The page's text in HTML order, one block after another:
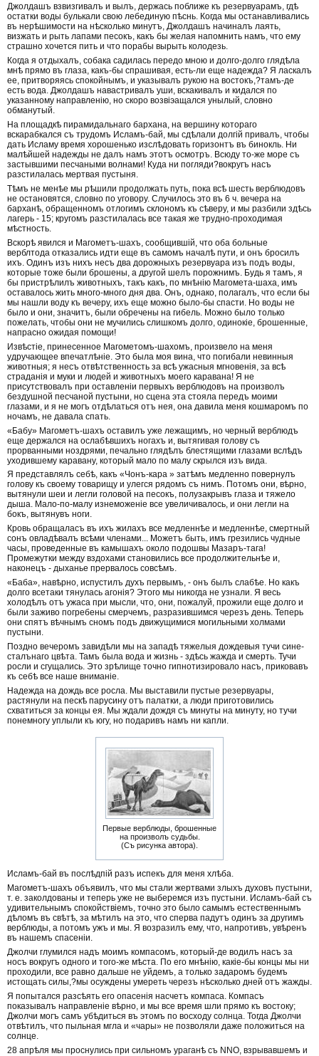
Джолдашъ взвизгивалъ и вылъ, держась поближе къ резервуарамъ, гдѣ
остатки воды булькали свою лебединую пѣснь. Когда мы останавливались
въ нерѣшимости на нѣсколько минутъ, Джолдашъ начиналъ лаять,
визжать и рыть лапами песокъ, какъ бы желая напомнить намъ, что ему
страшно хочется пить и что порабы вырыть колодезь.
Когда я отдыхалъ, собака садилась передо мною и долго-долго глядѣла
мнѣ прямо въ глаза, какъ-бы спрашивая, есть-ли еще надежда? Я ласкалъ
ее, притворяясь спокойнымъ, и указывалъ рукою на востокъ,?тамъ-де
есть вода. Джолдашъ навастривалъ уши, вскакивалъ и кидался по
указанному направленію, но скоро возвіэащался унылый, словно
обманутый.
На площадкѣ пирамидальнаго бархана, на вершину котораго
вскарабкался съ трудомъ Исламъ-бай, мы сдѣлали долгій привалъ, чтобы
дать Исламу время хорошенько изслѣдовать горизонтъ въ бинокль. Ни
малѣйшей надежды не далъ намъ этотъ осмотръ. Всюду то-же море съ
застывшими песчаными волнами! Куда ни погляди?вокругъ насъ
разстилалась мертвая пустыня.
Тѣмъ не менѣе мы рѣшили продолжать путь, пока всѣ шесть верблюдовъ
не остановятся, словно по уговору. Случилось это въ 6 ч. вечера на
барханѣ, обращенномъ отлогимъ склономъ къ сѣверу, и мы разбили здѣсь
лагерь - 15; кругомъ разстилалась все такая же трудно-проходимая
мѣстность.
Вскорѣ явился и Магометъ-шахъ, сообщившій, что оба больные
верблтода отказались идти еще въ самомъ началѣ пути, и онъ бросилъ
ихъ. Одинъ изъ нихъ несъ два дорожныхъ резервуара изъ подъ воды,
которые тоже были брошены, а другой шелъ порожнимъ. Будь я тамъ, я
бы пристрѣлилъ животныхъ, такъ какъ, по мнѣнію Магомета-шаха, имъ
оставалось жить много-много дня два. Онъ, однако, полагалъ, что если бы
мы нашли воду къ вечеру, ихъ еще можно было-бы спасти. Но воды не
было и они, значитъ, были обречены на гибель. Можно было только
пожелать, чтобы они не мучились слишкомъ долго, одинокіе, брошенные,
напрасно ожидая помощи!
Извѣстіе, принесенное Магометомъ-шахомъ, произвело на меня
удручающее впечатлѣніе. Это была моя вина, что погибали невинныя
животныя; я несъ отвѣтственность за всѣ ужасныя мгновенія, за всѣ
страданія и муки и людей и животныхъ моего каравана! Я не
присутствовалъ при оставленіи первыхъ верблюдовъ на произволъ
бездушной песчаной пустыни, но сцена эта стояла передъ моими
глазами, и я не могъ отдѣлаться отъ нея, она давила меня кошмаромъ по
ночамъ, не давала спать.
«Бабу» Магометъ-шахъ оставилъ уже лежащимъ, но черный верблюдъ
еще держался на ослабѣвшихъ ногахъ и, вытягивая голову съ
прорванными ноздрями, печально глядѣлъ блестящими глазами вслѣдъ
уходившему каравану, который мало по малу скрылся изъ вида.
Я представлялъ себѣ, какъ «Чонъ-кара » затѣмъ медленно повернулъ
голову къ своему товарищу и улегся рядомъ съ нимъ. Потомъ они, вѣрно,
вытянули шеи и легли головой на песокъ, полузакрывъ глаза и тяжело
дыша. Мало-по-малу изнеможеніе все увеличивалось, и они легли на
бокъ, вытянувъ ноги.
Кровь обращаласъ въ ихъ жилахъ все медленнѣе и медленнѣе, смертный
сонъ овладѣвалъ всѣми членами... Можетъ быть, имъ грезились чудные
часы, проведенные въ камышахъ около подошвы Мазаръ-тага!
Промежутки между вздохами становились все продолжительнѣе и,
наконецъ - дыханье прервалось совсѣмъ.
«Баба», навѣрно, испустилъ духъ первымъ, - онъ былъ слабѣе. Но какъ
долго всетаки тянулась агонія? Этого мы никогда не узнали. Я весь
холодѣлъ отъ ужаса при мысли, что, они, пожалуй, прожили еще долго и
были заживо погребены смерчемъ, разразившимся черезъ день. Теперь
они спятъ вѣчнымъ сномъ подъ движущимися могильными холмами
пустыни.
Поздно вечеромъ завидѣли мы на западѣ тяжелыя дождевыя тучи сине-
сталънаго цвѣта. Тамъ была вода и жизнь - здѣсь жажда и смерть. Тучи
росли и сгущались. Это зрѣлище точно гипнотизировало насъ, приковавъ
къ себѣ все наше вниманіе.
Надежда на дождь все росла. Мы выставили пустые резервуары,
растянули на пескѣ парусину отъ палатки, а люди приготовились
схватиться за концы ея. Мы ждали дождя съ минуты на минуту, но тучи
понемногу уплыли къ югу, но подаривъ намъ ни капли.
Первые верблюды, брошенные
на произволъ судьбы.
(Съ рисунка автора).
Исламъ-бай въ послѣдпій разъ испекъ для меня хлѣба.
Магометъ-шахъ объявилъ, что мы стали жертвами злыхъ духовъ пустыни,
т. е. заколдованы и теперь уже не выберемся изъ пустыни. Исламъ-бай съ
удивительнымъ спокойствіемъ, точно это было самымъ естественнымъ
дѣломъ въ свѣтѣ, за мѣтилъ на это, что сперва падутъ одинъ за другимъ
верблюды, а потомъ ужъ и мы. Я возразилъ ему, что, напротивъ, увѣренъ
въ нашемъ спасеніи.
Джолчи глумился надъ моимъ компасомъ, который-де водилъ насъ за
носъ вокругъ одного и того-же мѣста. По его мнѣнію, какіе-бы концы мы ни
проходили, все равно дальше не уйдемъ, а только задаромъ будемъ
истощать силы,?мы осуждены умереть черезъ нѣсколько дней отъ жажды.
Я попытался разсѣять его опасенія насчетъ компаса. Компасъ
показывалъ направленіе вѣрно, и мы все время шли прямо къ востоку;
Джолчи могъ самъ убѣдиться въ этомъ по восходу солнца. Тогда Джолчи
отвѣтилъ, что пыльная мгла и «чары» не позволяли даже положиться на
солнце.
28 апрѣля мы проснулись при сильномъ ураганѣ съ NNO, взрывавшемъ и